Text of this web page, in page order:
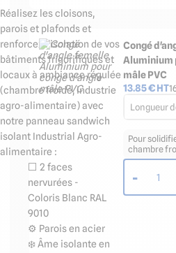
Réalisez les cloisons,
parois et plafonds et
renforcez l'isolation de vos
bâtiments frigorifiques et
locaux à ambiance régulée
(chambre froide, industrie
agro-alimentaire) avec
notre panneau sandwich
isolant Industrial Agro-
alimentaire :
⬜️ 2 faces
nervurées -
Coloris Blanc RAL
9010
⚙️ Parois en acier
❄️ Âme isolante en
Congé
Aluminium
mâle PVC
13.85€ HT
Longueur
Pour
chambre
- 1